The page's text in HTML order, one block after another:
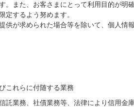
。また、お客さまにとって利用目的が明
定するよう努めます。
供が求められた場合等を除いて、個人情
これらに付随する業務
託業務、社債業務等、法律により信用金